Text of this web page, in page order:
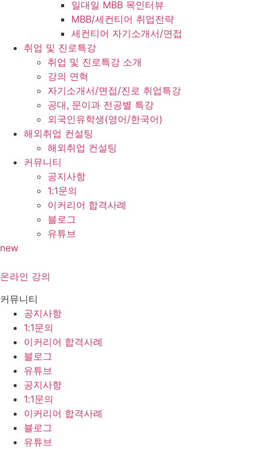
일대일 MBB 목인터뷰
MBB/세컨티어 취업전략
세컨티어 자기소개서/면접
취업 및 진로특강
취업 및 진로특강 소개
강의 연혁
자기소개서/면접/진로 취업특강
공대, 문이과 전공별 특강
외국인유학생(영어/한국어)
해외취업 컨설팅
해외취업 컨설팅
커뮤니티
공지사항
1:1문의
이커리어 합격사례
블로그
유튜브
new
온라인 강의
커뮤니티
공지사항
1:1문의
이커리어 합격사례
블로그
유튜브
공지사항
1:1문의
이커리어 합격사례
블로그
유튜브